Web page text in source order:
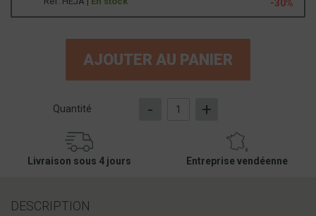
-30%
AJOUTER AU PANIER
Quantité - +
Livraison sous 4 jours Entreprise vendéenne
DESCRIPTION